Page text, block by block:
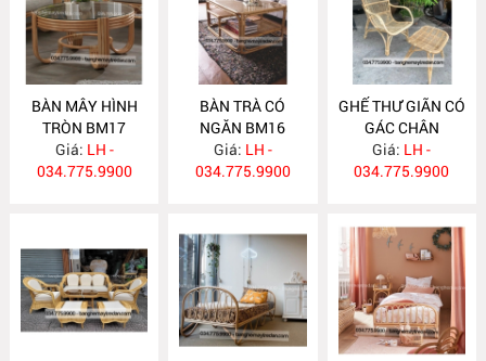
BÀN MÂY HÌNH
TRÒN BM17
Giá: LH -
034.775.9900
BÀN TRÀ CÓ
NGĂN BM16
Giá: LH -
034.775.9900
GHẾ THƯ GIÃN CÓ
GÁC CHÂN
GM492
Giá: LH -
034.775.9900